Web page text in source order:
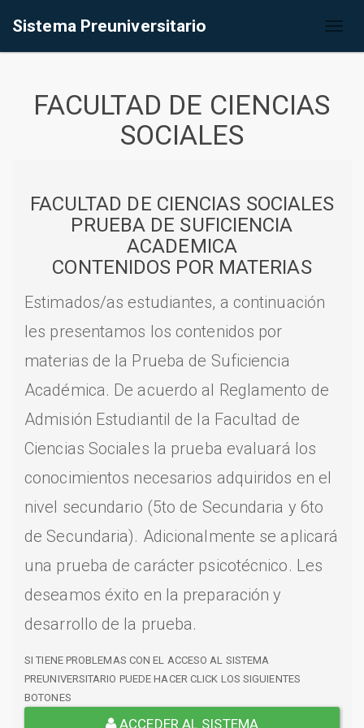
Sistema Preuniversitario
FACULTAD DE CIENCIAS
SOCIALES
FACULTAD DE CIENCIAS SOCIALES
PRUEBA DE SUFICIENCIA
ACADEMICA
CONTENIDOS POR MATERIAS
Estimados/as estudiantes, a continuación
les presentamos los contenidos por
materias de la Prueba de Suficiencia
Académica. De acuerdo al Reglamento de
Admisión Estudiantil de la Facultad de
Ciencias Sociales la prueba evaluará los
conocimientos necesarios adquiridos en el
nivel secundario (5to de Secundaria y 6to
de Secundaria). Adicionalmente se aplicará
una prueba de carácter psicotécnico. Les
deseamos éxito en la preparación y
desarrollo de la prueba.
SI TIENE PROBLEMAS CON EL ACCESO AL SISTEMA
PREUNIVERSITARIO PUEDE HACER CLICK LOS SIGUIENTES
BOTONES
ACCEDER AL SISTEMA